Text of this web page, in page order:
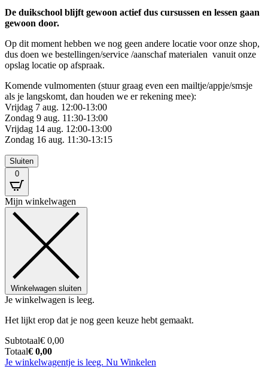
De duikschool blijft gewoon actief dus cursussen en lessen gaan
gewoon door.
Op dit moment hebben we nog geen andere locatie voor onze shop,
dus doen we bestellingen/service /aanschaf materialen vanuit onze
opslag locatie op afspraak.
Komende vulmomenten (stuur graag even een mailtje/appje/smsje
als je langskomt, dan houden we er rekening mee):
Vrijdag 7 aug. 12:00-13:00
Zondag 9 aug. 11:30-13:00
Vrijdag 14 aug. 12:00-13:00
Zondag 16 aug. 11:30-13:15
Sluiten
0
Mijn winkelwagen
Winkelwagen sluiten
Je winkelwagen is leeg.
Het lijkt erop dat je nog geen keuze hebt gemaakt.
Subtotaal€ 0,00
Totaal€ 0,00
Je winkelwagentje is leeg. Nu Winkelen